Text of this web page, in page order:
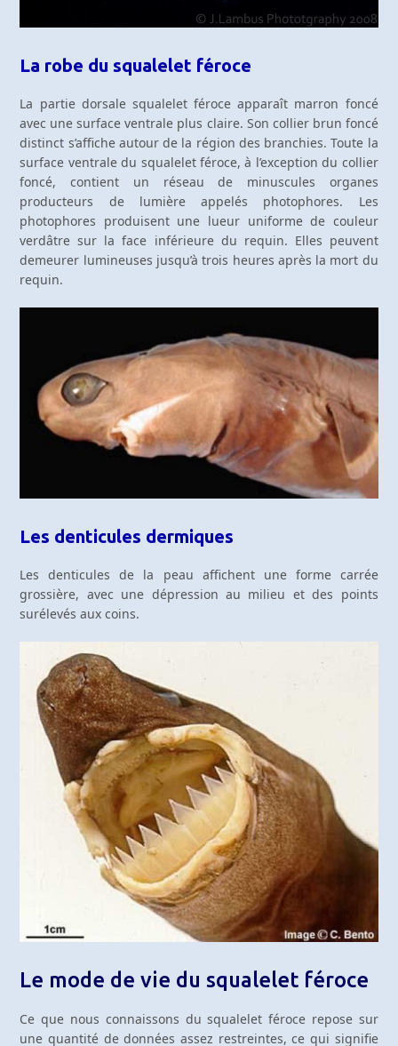
La robe du squalelet féroce
La partie dorsale squalelet féroce apparaît marron foncé
avec une surface ventrale plus claire. Son collier brun foncé
distinct s’affiche autour de la région des branchies. Toute la
surface ventrale du squalelet féroce, à l’exception du collier
foncé, contient un réseau de minuscules organes
producteurs de lumière appelés photophores. Les
photophores produisent une lueur uniforme de couleur
verdâtre sur la face inférieure du requin. Elles peuvent
demeurer lumineuses jusqu’à trois heures après la mort du
requin.
Les denticules dermiques
Les denticules de la peau affichent une forme carrée
grossière, avec une dépression au milieu et des points
surélevés aux coins.
Le mode de vie du squalelet féroce
Ce que nous connaissons du squalelet féroce repose sur
une quantité de données assez restreintes, ce qui signifie